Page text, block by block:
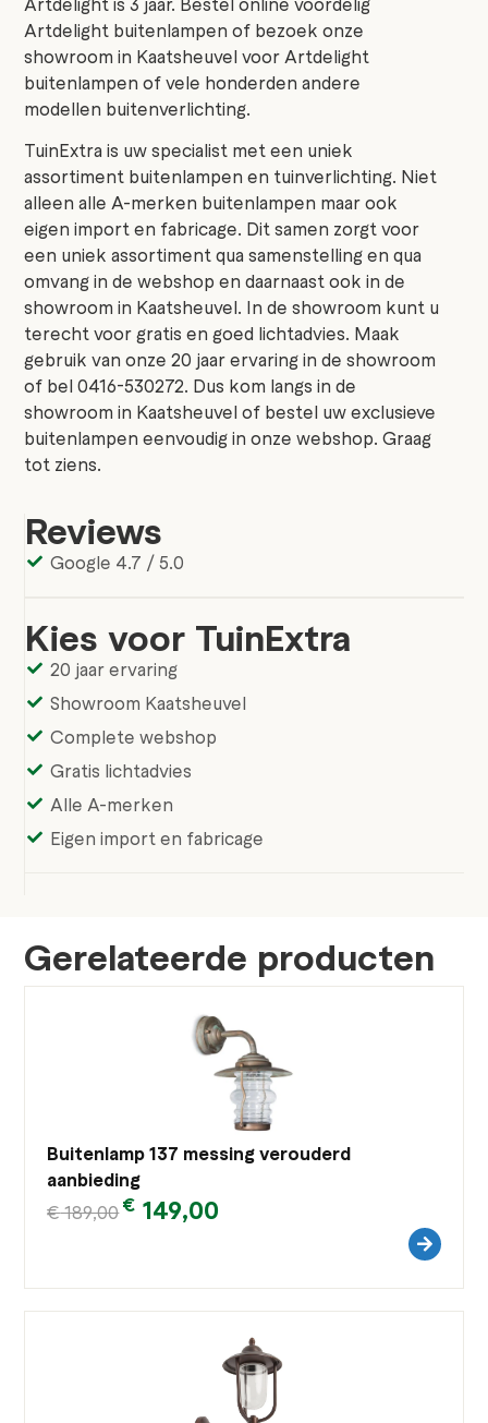
Artdelight buitenlampen of bezoek onze
showroom in Kaatsheuvel voor Artdelight
buitenlampen of vele honderden andere
modellen buitenverlichting.
TuinExtra is uw specialist met een uniek
assortiment buitenlampen en tuinverlichting. Niet
alleen alle A-merken buitenlampen maar ook
eigen import en fabricage. Dit samen zorgt voor
een uniek assortiment qua samenstelling en qua
omvang in de webshop en daarnaast ook in de
showroom in Kaatsheuvel. In de showroom kunt u
terecht voor gratis en goed lichtadvies. Maak
gebruik van onze 20 jaar ervaring in de showroom
of bel 0416-530272. Dus kom langs in de
showroom in Kaatsheuvel of bestel uw exclusieve
buitenlampen eenvoudig in onze webshop. Graag
tot ziens.
Reviews
Google 4.7 / 5.0
Kies voor TuinExtra
20 jaar ervaring
Showroom Kaatsheuvel
Complete webshop
Gratis lichtadvies
Alle A-merken
Eigen import en fabricage
Gerelateerde producten
Buitenlamp 137 messing verouderd
aanbieding
€189,00€ 149,00